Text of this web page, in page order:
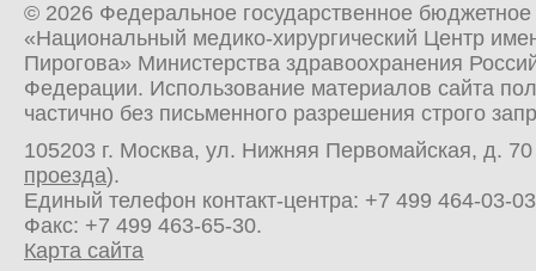
© 2026 Федеральное государственное
«Национальный медико-хирургический Центр
Пирогова» Министерства здравоохранения
Федерации. Использование материалов сайта
частично без письменного разрешения строго
105203 г. Москва, ул. Нижняя Первомайская, д.
проезда).
Единый телефон контакт-центра: +7 499 464-03-03
Факс: +7 499 463-65-30.
Карта сайта